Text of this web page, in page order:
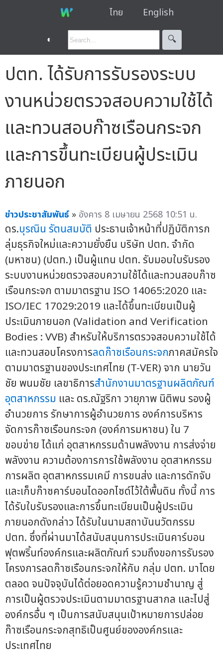
ไทย English
◐ 🔍︎
ปตท. ได้รับการรับรองระบบ
งานหน่วยตรวจสอบความใช้ได้
และทวนสอบก๊าซเรือนกระจก
และการขึ้นทะเบียนผู้ประเมิน
ภายนอก
ข่าวประชาสัมพันธ์ » อังคาร 8 เมษายน 2568 10:51 น.
ดร.บุรณิน รัตนสมบัติ ประธานเจ้าหน้าที่ปฏิบัติการก
ลุ่มธุรกิจใหม่และความยั่งยืน บริษัท ปตท. จำกัด
(มหาชน) (ปตท.) เป็นผู้แทน ปตท. รับมอบใบรับรอง
ระบบงานหน่วยตรวจสอบความใช้ได้และทวนสอบก๊าซ
เรือนกระจก ตามมาตรฐาน ISO 14065:2020 และ
ISO/IEC 17029:2019 และได้ขึ้นทะเบียนเป็นผู้
ประเมินภายนอก (Validation and Verification
Bodies : VVB) สำหรับให้บริการตรวจสอบความใช้ได้
และทวนสอบโครงการลดก๊าซเรือนกระจกภาคสมัครใจ
ตามมาตรฐานของประเทศไทย (T-VER) จาก นายวัน
ชัย พนมชัย เลขาธิการสำนักงานมาตรฐานผลิตภัณฑ์
อุตสาหกรรม และ ดร.ณัฐริกา วายุภาพ นิติพน รองผู้
อำนวยการ รักษาการผู้อำนวยการ องค์การบริหาร
จัดการก๊าซเรือนกระจก (องค์การมหาชน) ใน 7
ขอบข่าย ได้แก่ อุตสาหกรรมด้านพลังงาน การส่งจ่าย
พลังงาน ความต้องการการใช้พลังงาน อุตสาหกรรม
การผลิต อุตสาหกรรมเคมี การขนส่ง และการดักจับ
และเก็บก๊าซคาร์บอนไดออกไซด์ไว้ใต้พื้นดิน ทั้งนี้ การ
ได้รับใบรับรองและการขึ้นทะเบียนเป็นผู้ประเมิน
ภายนอกดังกล่าว ได้รับในนามสถาบันนวัตกรรม
ปตท. ซึ่งที่ผ่านมาได้สนับสนุนการประเมินคาร์บอน
ฟุตพริ้นท์องค์กรและผลิตภัณฑ์ รวมถึงขอการรับรอง
โครงการลดก๊าซเรือนกระจกให้กับ กลุ่ม ปตท. มาโดย
ตลอด จนปัจจุบันได้ต่อยอดความรู้ความชำนาญ สู่
การเป็นผู้ตรวจประเมินตามมาตรฐานสากล และไปสู่
องค์กรอื่น ๆ เป็นการสนับสนุนเป้าหมายการปล่อย
ก๊าซเรือนกระจกสุทธิเป็นศูนย์ขององค์กรและ
ประเทศไทย